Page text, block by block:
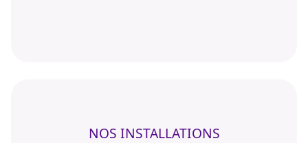
NOS INSTALLATIONS